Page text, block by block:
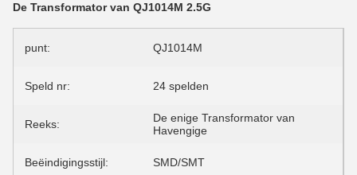
De Transformator van QJ1014M 2.5G
punt: QJ1014M
Speld nr: 24 spelden
Reeks:
De enige Transformator van
Havengige
Beëindigingsstijl: SMD/SMT